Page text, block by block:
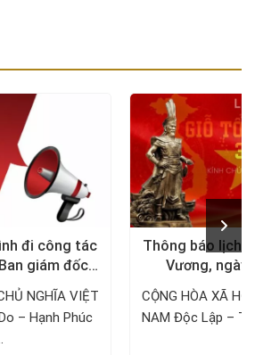
đi công tác
giám đốc
năm 2024
NGHĨA VIỆT
– Hạnh Phúc
Thông báo lịch
Vương, ngày
CỘNG HÒA XÃ
NAM Độc Lập –